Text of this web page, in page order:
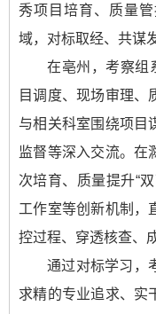
秀项目培育、质量
域，对标取经、共谋
在亳州，考察组
目调度、现场审理、
与相关科室围绕项目
监督等深入交流。在
次培育、质量提升“
工作室等创新机制，
控过程、穿透核查、
通过对标学习，
求精的专业追求、实